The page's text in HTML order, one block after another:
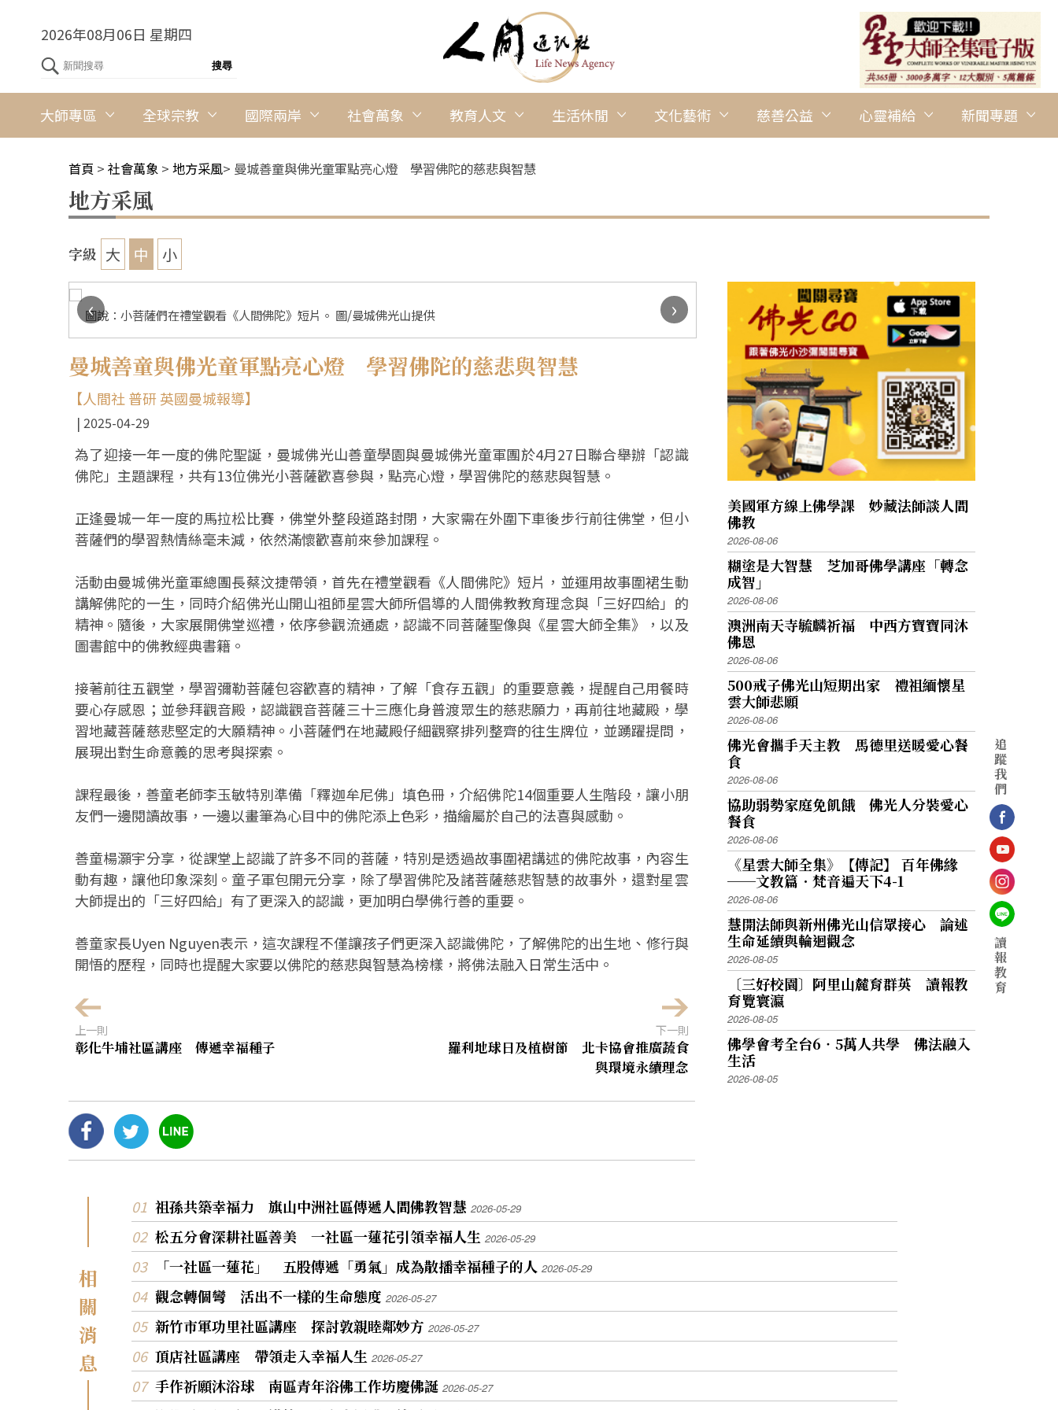
2026年08月06日 星期四
大師專區 全球宗教 國際兩岸 社會萬象 教育人文 生活休閒 文化藝術 慈善公益 心靈補給 新聞專題
首頁 > 社會萬象 > 地方采風> 曼城善童與佛光童軍點亮心燈 學習佛陀的慈悲與智慧
地方采風
字級 大 中 小
圖說：小菩薩們在禮堂觀看《人間佛陀》短片。 圖/曼城佛光山提供 圖說：曼城佛光童軍總團長蔡汶捷在流通處，介紹不同菩薩聖像
‹
›
曼城善童與佛光童軍點亮心燈 學習佛陀的慈悲與智慧
【人間社 普研 英國曼城報導】
2025-04-29
為了迎接一年一度的佛陀聖誕，曼城佛光山善童學園與曼城佛光童軍團於4月27日聯合舉辦「認識
佛陀」主題課程，共有13位佛光小菩薩歡喜參與，點亮心燈，學習佛陀的慈悲與智慧。
正逢曼城一年一度的馬拉松比賽，佛堂外整段道路封閉，大家需在外圍下車後步行前往佛堂，但小
菩薩們的學習熱情絲毫未減，依然滿懷歡喜前來參加課程。
活動由曼城佛光童軍總團長蔡汶捷帶領，首先在禮堂觀看《人間佛陀》短片，並運用故事圍裙生動
講解佛陀的一生，同時介紹佛光山開山祖師星雲大師所倡導的人間佛教教育理念與「三好四給」的
精神。隨後，大家展開佛堂巡禮，依序參觀流通處，認識不同菩薩聖像與《星雲大師全集》，以及
圖書館中的佛教經典書籍。
接著前往五觀堂，學習彌勒菩薩包容歡喜的精神，了解「食存五觀」的重要意義，提醒自己用餐時
要心存感恩；並參拜觀音殿，認識觀音菩薩三十三應化身普渡眾生的慈悲願力，再前往地藏殿，學
習地藏菩薩慈悲堅定的大願精神。小菩薩們在地藏殿仔細觀察排列整齊的往生牌位，並踴躍提問，
展現出對生命意義的思考與探索。
課程最後，善童老師李玉敏特別準備「釋迦牟尼佛」填色冊，介紹佛陀14個重要人生階段，讓小朋
友們一邊閱讀故事，一邊以畫筆為心目中的佛陀添上色彩，描繪屬於自己的法喜與感動。
善童楊灝宇分享，從課堂上認識了許多不同的菩薩，特別是透過故事圍裙講述的佛陀故事，內容生
動有趣，讓他印象深刻。童子軍包開元分享，除了學習佛陀及諸菩薩慈悲智慧的故事外，還對星雲
大師提出的「三好四給」有了更深入的認識，更加明白學佛行善的重要。
善童家長Uyen Nguyen表示，這次課程不僅讓孩子們更深入認識佛陀，了解佛陀的出生地、修行與
開悟的歷程，同時也提醒大家要以佛陀的慈悲與智慧為榜樣，將佛法融入日常生活中。
上一則
彰化牛埔社區講座 傳遞幸福種子
下一則
羅利地球日及植樹節 北卡協會推廣蔬食
與環境永續理念
美國軍方線上佛學課 妙藏法師談人間
佛教
2026-08-06
糊塗是大智慧 芝加哥佛學講座「轉念
成智」
2026-08-06
澳洲南天寺毓麟祈福 中西方寶寶同沐
佛恩
2026-08-06
500戒子佛光山短期出家 禮祖緬懷星
雲大師悲願
2026-08-06
佛光會攜手天主教 馬德里送暖愛心餐
食
2026-08-06
協助弱勢家庭免飢餓 佛光人分裝愛心
餐食
2026-08-06
《星雲大師全集》【傳記】 百年佛緣
──文教篇．梵音遍天下4-1
2026-08-06
慧開法師與新州佛光山信眾接心 論述
生命延續與輪迴觀念
2026-08-05
〔三好校園〕阿里山麓育群英 讀報教
育覽寰瀛
2026-08-05
佛學會考全台6‧5萬人共學 佛法融入
生活
2026-08-05
相
關
消
息
祖孫共築幸福力 旗山中洲社區傳遞人間佛教智慧 2026-05-29
松五分會深耕社區善美 一社區一蓮花引領幸福人生 2026-05-29
「一社區一蓮花」 五股傳遞「勇氣」成為散播幸福種子的人 2026-05-29
觀念轉個彎 活出不一樣的生命態度 2026-05-27
新竹市軍功里社區講座 探討敦親睦鄰妙方 2026-05-27
頂店社區講座 帶領走入幸福人生 2026-05-27
手作祈願沐浴球 南區青年浴佛工作坊慶佛誕 2026-05-27
追
蹤
我
們
讀
報
教
育